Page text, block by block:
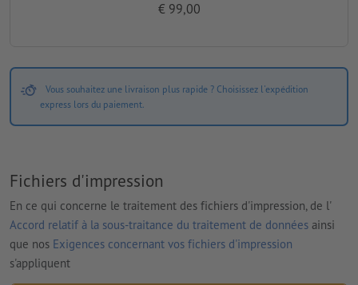
€ 99,00
Vous souhaitez une livraison plus rapide ? Choisissez l'expédition
express lors du paiement.
Fichiers d'impression
En ce qui concerne le traitement des fichiers d'impression, de l'
Accord relatif à la sous-traitance du traitement de données ainsi
que nos Exigences concernant vos fichiers d'impression
s'appliquent